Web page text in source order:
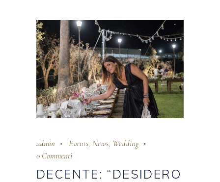
admin Events, News, Wedding
0 Commenti
DECENTE: “DESIDERO